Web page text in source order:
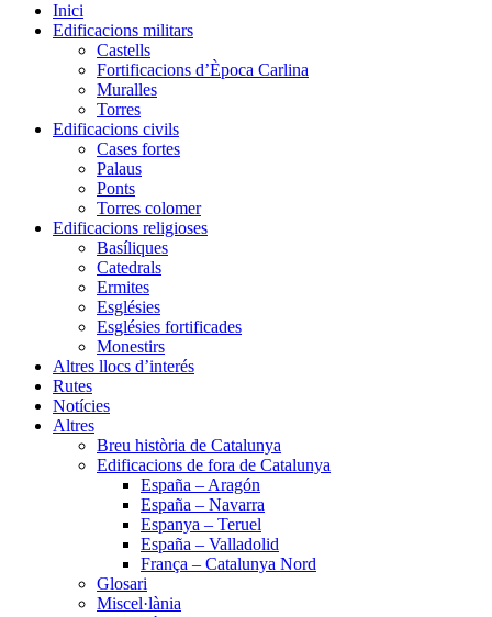
Inici
Edificacions militars
Castells
Fortificacions d’Època Carlina
Muralles
Torres
Edificacions civils
Cases fortes
Palaus
Ponts
Torres colomer
Edificacions religioses
Basíliques
Catedrals
Ermites
Esglésies
Esglésies fortificades
Monestirs
Altres llocs d’interés
Rutes
Notícies
Altres
Breu història de Catalunya
Edificacions de fora de Catalunya
España – Aragón
España – Navarra
Espanya – Teruel
España – Valladolid
França – Catalunya Nord
Glosari
Miscel·lània